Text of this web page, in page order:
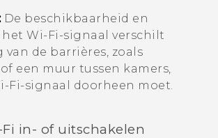
De beschikbaarheid en
het Wi‍-Fi -signaal verschilt
van de barrières, zoals
een muur tussen kamers,
Fi-signaal doorheen moet.
in- of uitschakelen